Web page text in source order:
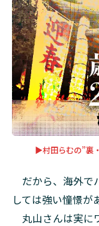
ン
ザ
レ
ス
と
の
旅
4
人
間
い
世
界
▶村田らむの”裏
だから、海外で
しては強い憧憬が
丸山さんは実に